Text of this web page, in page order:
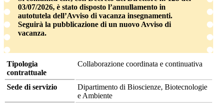
03/07/2026, è stato disposto l’annullamento in
autotutela dell’Avviso di vacanza insegnamenti.
Seguirà la pubblicazione di un nuovo Avviso di
vacanza.
Tipologia
contrattuale
Collaborazione coordinata e continuativa
Sede di servizio
Dipartimento di Bioscienze, Biotecnologie
e Ambiente